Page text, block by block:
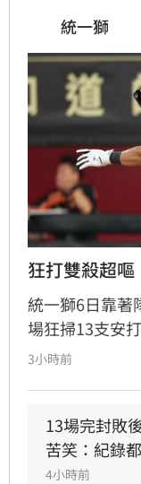
統一獅
狂打雙殺超
統一獅6日靠著
場狂掃13支安
透露因為上週
3小時前
13場完封敗
苦笑：紀錄
4小時前